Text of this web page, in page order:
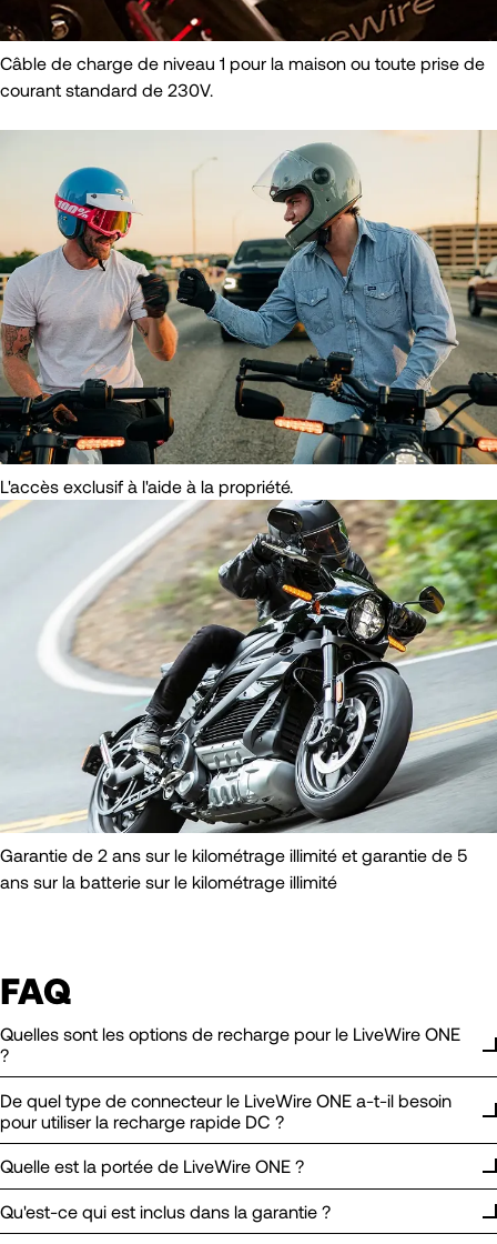
Câble de charge de niveau 1 pour la maison ou toute prise de
courant standard de 230V.
L'accès exclusif à l'aide à la propriété.
Garantie de 2 ans sur le kilométrage illimité et garantie de 5
ans sur la batterie sur le kilométrage illimité
FAQ
Quelles sont les options de recharge pour le LiveWire ONE
?
De quel type de connecteur le LiveWire ONE a-t-il besoin
pour utiliser la recharge rapide DC ?
Quelle est la portée de LiveWire ONE ?
Qu'est-ce qui est inclus dans la garantie ?